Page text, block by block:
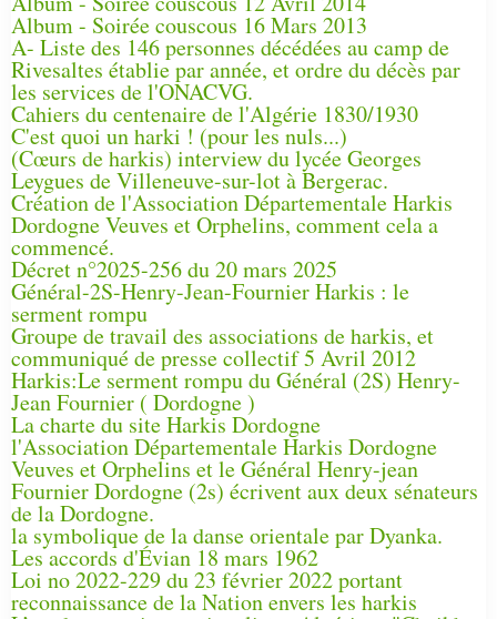
Album - Soirée couscous 16 Mars 2013
A- Liste des 146 personnes décédées au camp de
Rivesaltes établie par année, et ordre du décès par
les services de l'ONACVG.
Cahiers du centenaire de l'Algérie 1830/1930
C'est quoi un harki ! (pour les nuls...)
(Cœurs de harkis) interview du lycée Georges
Leygues de Villeneuve-sur-lot à Bergerac.
Création de l'Association Départementale Harkis
Dordogne Veuves et Orphelins, comment cela a
commencé.
Décret n°2025-256 du 20 mars 2025
Général-2S-Henry-Jean-Fournier Harkis : le
serment rompu
Groupe de travail des associations de harkis, et
communiqué de presse collectif 5 Avril 2012
Harkis:Le serment rompu du Général (2S) Henry-
Jean Fournier ( Dordogne )
La charte du site Harkis Dordogne
l'Association Départementale Harkis Dordogne
Veuves et Orphelins et le Général Henry-jean
Fournier Dordogne (2s) écrivent aux deux sénateurs
de la Dordogne.
la symbolique de la danse orientale par Dyanka.
Les accords d'Évian 18 mars 1962
Loi no 2022-229 du 23 février 2022 portant
reconnaissance de la Nation envers les harkis